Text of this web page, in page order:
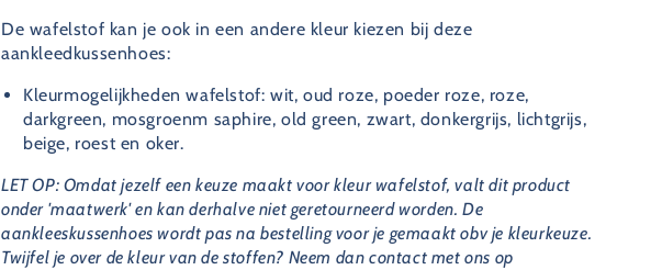
De wafelstof kan je ook in een andere kleur kiezen bij deze
aankleedkussenhoes:
Kleurmogelijkheden wafelstof:wit, oud roze, poeder roze, roze,
darkgreen, mosgroenm saphire, old green, zwart, donkergrijs, lichtgrijs,
beige, roest en oker.
LET OP: Omdat jezelf een keuze maakt voor kleur wafelstof, valt dit product
onder 'maatwerk' en kan derhalve niet geretourneerd worden. De
aankleeskussenhoes wordt pas na bestelling voor je gemaakt obv je kleurkeuze.
Twijfel je over de kleur van de stoffen? Neem dan contact met ons op